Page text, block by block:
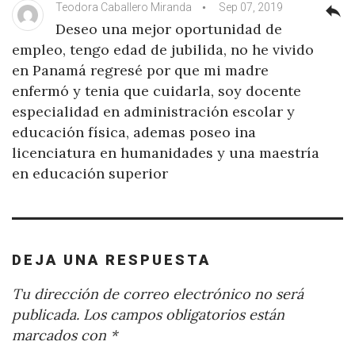
Teodora Caballero Miranda Sep 07, 2019
Deseo una mejor oportunidad de
empleo, tengo edad de jubilida, no he vivido
en Panamá regresé por que mi madre
enfermó y tenia que cuidarla, soy docente
especialidad en administración escolar y
educación física, ademas poseo ina
licenciatura en humanidades y una maestría
en educación superior
reply
DEJA UNA RESPUESTA
Tu dirección de correo electrónico no será
publicada. Los campos obligatorios están
marcados con *